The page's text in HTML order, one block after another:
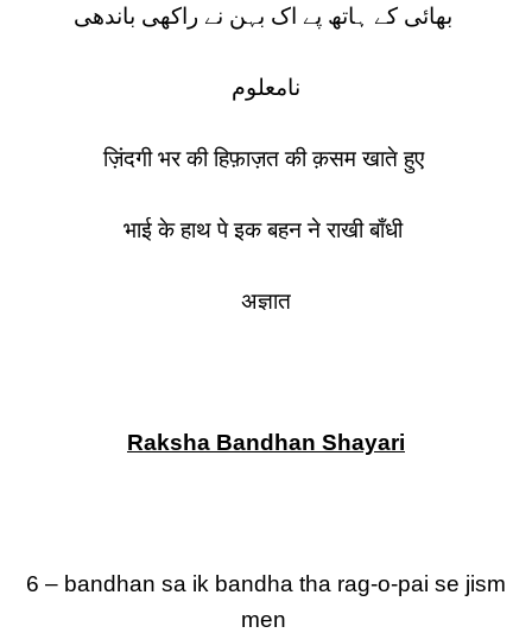
نامعلوم
ज़िंदगी भर की हिफ़ाज़त की क़सम खाते हुए
भाई के हाथ पे इक बहन ने राखी बाँधी
अज्ञात
Raksha Bandhan Shayari
6 – bandhan sa ik bandha tha rag-o-pai se jism
men